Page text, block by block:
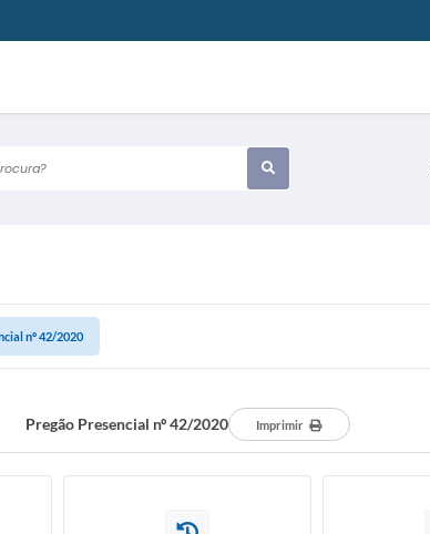
nº 42/2020
Pregão Presencial nº 42/2020 Imprimir